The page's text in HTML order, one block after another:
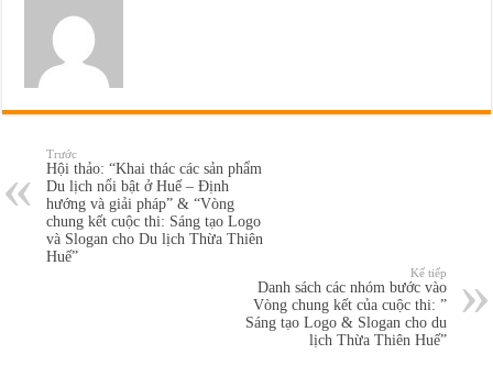
Trước
Hội thảo: “Khai thác các sản phẩm
Du lịch nổi bật ở Huế – Định
hướng và giải pháp” & “Vòng
chung kết cuộc thi: Sáng tạo Logo
và Slogan cho Du lịch Thừa Thiên
Huế”
Kế tiếp
Danh sách các nhóm bước vào
Vòng chung kết của cuộc thi: ”
Sáng tạo Logo & Slogan cho du
lịch Thừa Thiên Huế”